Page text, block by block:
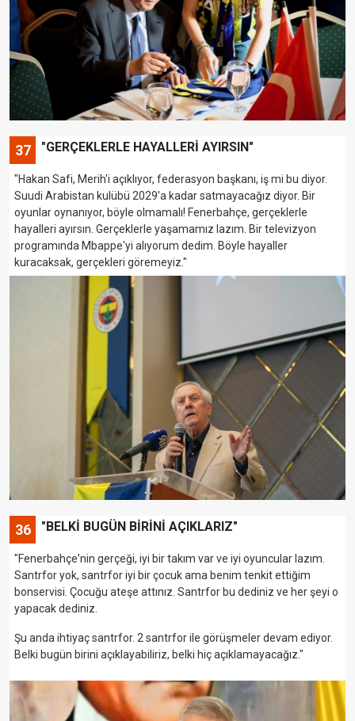
37 "GERÇEKLERLE HAYALLERİ AYIRSIN"
"Hakan Safi, Merih'i açıklıyor, federasyon başkanı, iş mi bu diyor.
Suudi Arabistan kulübü 2029'a kadar satmayacağız diyor. Bir
oyunlar oynanıyor, böyle olmamalı! Fenerbahçe, gerçeklerle
hayalleri ayırsın. Gerçeklerle yaşamamız lazım. Bir televizyon
programında Mbappe'yi alıyorum dedim. Böyle hayaller
kuracaksak, gerçekleri göremeyiz."
36 "BELKİ BUGÜN BİRİNİ AÇIKLARIZ"
"Fenerbahçe'nin gerçeği, iyi bir takım var ve iyi oyuncular lazım.
Santrfor yok, santrfor iyi bir çocuk ama benim tenkit ettiğim
bonservisi. Çocuğu ateşe attınız. Santrfor bu dediniz ve her şeyi o
yapacak dediniz.
Şu anda ihtiyaç santrfor. 2 santrfor ile görüşmeler devam ediyor.
Belki bugün birini açıklayabiliriz, belki hiç açıklamayacağız."